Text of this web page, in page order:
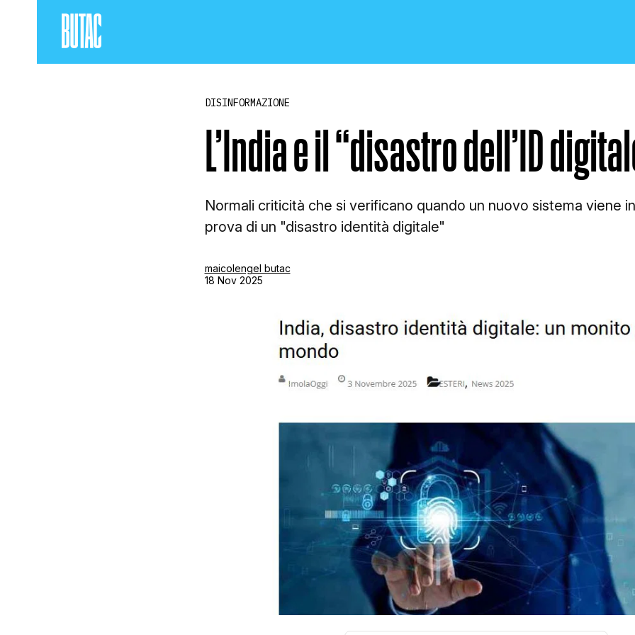
SCIENZA E TECNOLOGIA
STORIA E CITAZIONI
INTRATTENIMENTO
COMPLOTTI, LEGGENDE URBANE ED
EDITORIALI
TRUFFE E SOCIAL NETWORK
CLIMA ED ENERGIA
DISINFORMAZIONE
L’India e il “disastro dell’ID
Normali criticità che si verificano quando un nuovo sistema viene
prova di un "disastro identità digitale"
maicolengel butac
18 Nov 2025